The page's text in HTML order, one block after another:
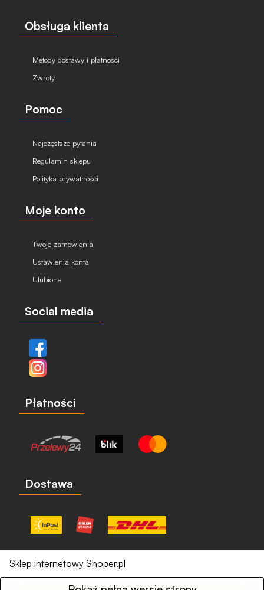
Obsługa klienta
Metody dostawy i płatności
Zwroty
Pomoc
Najczęstsze pytania
Regulamin sklepu
Polityka prywatności
Moje konto
Twoje zamówienia
Ustawienia konta
Ulubione
Social media
Płatności
Dostawa
Sklep internetowy Shoper.pl